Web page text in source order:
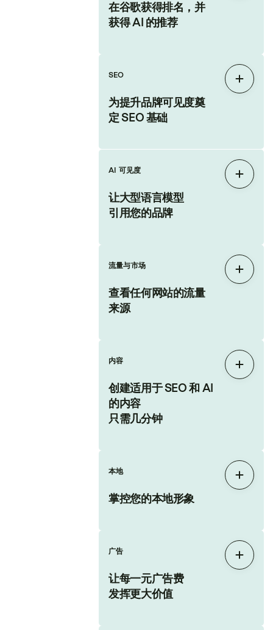
在谷歌获得排名，并
获得 AI 的推荐
SEO
为提升品牌可见度奠
定 SEO 基础
展开
AI 可见度
让大型语言模型
引用您的品牌
展开
流量与市场
查看任何网站的流量
来源
展开
内容
创建适用于 SEO 和 AI
的内容
只需几分钟
展开
本地
掌控您的本地形象
展开
广告
让每一元广告费
发挥更大价值
展开